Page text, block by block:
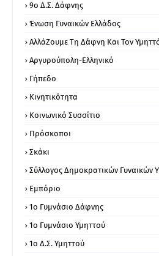
9ο Δ.Σ. Δάφνης
Ένωση Γυναικών Ελλάδος
ΑλλάΖουμε Τη Δάφνη Και Τον
Αργυρούπολη-Ελληνικό
Γήπεδο
Κινητικότητα
Κοινωνικό Συσσίτιο
Πρόσκοποι
Σκάκι
Σύλλογος Δημοκρατικών Γυναικών
Εμπόριο
1ο Γυμνάσιο Δάφνης
1ο Γυμνάσιο Υμηττού
1ο Δ.Σ. Υμηττού